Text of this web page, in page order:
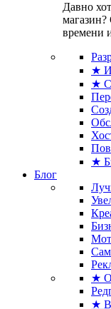
Давно
магазин?
времени
★
★
★
Блог
★
★